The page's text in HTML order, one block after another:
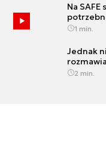
Na SAFE
1 min.
Jednak
2 min.